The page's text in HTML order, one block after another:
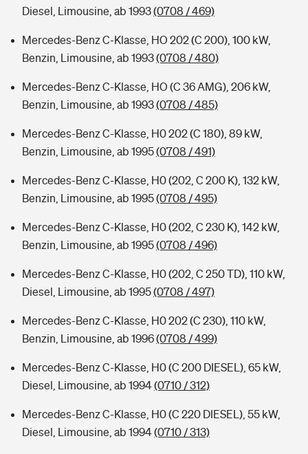
Diesel, Limousine, ab 1993(0708 / 469)
Mercedes-Benz C-Klasse, HO 202 (C 200), 100 kW,
Benzin, Limousine, ab 1993(0708 / 480)
Mercedes-Benz C-Klasse, HO (C 36 AMG), 206 kW,
Benzin, Limousine, ab 1993(0708 / 485)
Mercedes-Benz C-Klasse, H0 202 (C 180), 89 kW,
Benzin, Limousine, ab 1995(0708 / 491)
Mercedes-Benz C-Klasse, H0 (202, C 200 K), 132 kW,
Benzin, Limousine, ab 1995(0708 / 495)
Mercedes-Benz C-Klasse, H0 (202, C 230 K), 142 kW,
Benzin, Limousine, ab 1995(0708 / 496)
Mercedes-Benz C-Klasse, H0 (202, C 250 TD), 110 kW,
Diesel, Limousine, ab 1995(0708 / 497)
Mercedes-Benz C-Klasse, H0 202 (C 230), 110 kW,
Benzin, Limousine, ab 1996(0708 / 499)
Mercedes-Benz C-Klasse, H0 (C 200 DIESEL), 65 kW,
Diesel, Limousine, ab 1994(0710 / 312)
Mercedes-Benz C-Klasse, H0 (C 220 DIESEL), 55 kW,
Diesel, Limousine, ab 1994(0710 / 313)